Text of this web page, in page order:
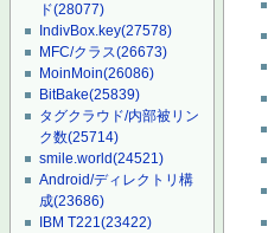
ド(28077)
IndivBox.key(27578)
MFC/クラス(26673)
MoinMoin(26086)
BitBake(25839)
タグクラウド/内部被リン
ク数(25714)
smile.world(24521)
Android/ディレクトリ構
成(23686)
IBM T221(23422)